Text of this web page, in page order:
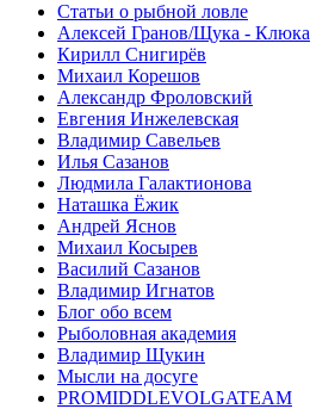
Статьи о рыбной ловле
Алексей Гранов/Щука - Клюка
Кирилл Снигирёв
Михаил Корешов
Александр Фроловский
Евгения Инжелевская
Владимир Савельев
Илья Сазанов
Людмила Галактионова
Наташка Ёжик
Андрей Яснов
Михаил Косырев
Василий Сазанов
Владимир Игнатов
Блог обо всем
Рыболовная академия
Владимир Щукин
Мысли на досуге
PROMIDDLEVOLGATEAM